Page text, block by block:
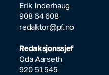
Erik Inderhaug
908 64 608
redaktor@pf.no
Redaksjonssjef
Oda Aarseth
920 51 545